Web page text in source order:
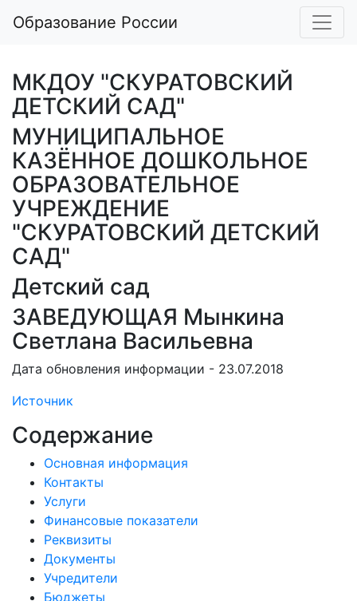
Образование России
МКДОУ "СКУРАТОВСКИЙ
ДЕТСКИЙ САД"
МУНИЦИПАЛЬНОЕ
КАЗЁННОЕ ДОШКОЛЬНОЕ
ОБРАЗОВАТЕЛЬНОЕ
УЧРЕЖДЕНИЕ
"СКУРАТОВСКИЙ ДЕТСКИЙ
САД"
Детский сад
ЗАВЕДУЮЩАЯ Мынкина
Светлана Васильевна
Дата обновления информации - 23.07.2018
Источник
Содержание
Основная информация
Контакты
Услуги
Финансовые показатели
Реквизиты
Документы
Учредители
Бюджеты